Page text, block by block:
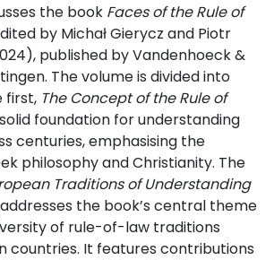
the book Faces of the Rule of
by Michał Gierycz and Piotr
published by Vandenhoeck &
The volume is divided into
first, The Concept of the Rule of
foundation for understanding
centuries, emphasising the
philosophy and Christianity. The
Traditions of Understanding
addresses the book’s central theme
of rule-of-law traditions
countries. It features contributions